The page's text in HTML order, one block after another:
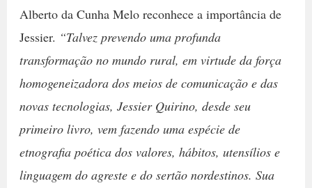
Alberto da Cunha Melo reconhece a importância de
Jessier. “Talvez prevendo uma profunda
transformação no mundo rural, em virtude da força
homogeneizadora dos meios de comunicação e das
novas tecnologias, Jessier Quirino, desde seu
primeiro livro, vem fazendo uma espécie de
etnografia poética dos valores, hábitos, utensílios e
linguagem do agreste e do sertão nordestinos. Sua